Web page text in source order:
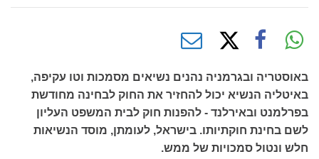
באוסטריה ובגרמניה נהנים נשיאים מסמכות וטו עקיפה,
באיטליה הנשיא יכול להחזיר את החוק לבחינה מחודשת
בפרלמנט ובאירלנד - להפנות חוק לבית המשפט העליון
לשם בחינת חוקתיותו. בישראל, לעומתן, מוסד הנשיאות
חלש ונטול סמכויות של ממש.